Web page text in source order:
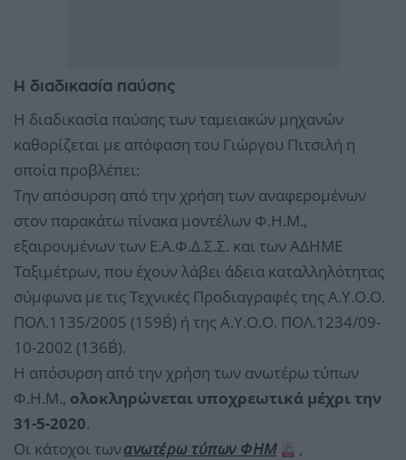
Η διαδικασία παύσης
Η διαδικασία παύσης των ταμειακών μηχανών
καθορίζεται με απόφαση του Γιώργου Πιτσιλή η
οποία προβλέπει:
Την απόσυρση από την χρήση των αναφερομένων
στον παρακάτω πίνακα μοντέλων Φ.Η.Μ.,
εξαιρουμένων των Ε.Α.Φ.Δ.Σ.Σ. και των ΑΔΗΜΕ
Ταξιμέτρων, που έχουν λάβει άδεια καταλληλότητας
σύμφωνα με τις Τεχνικές Προδιαγραφές της Α.Υ.Ο.Ο.
ΠΟΛ.1135/2005 (159Β΄) ή της Α.Υ.Ο.Ο. ΠΟΛ.1234/09-
10-2002 (136Β΄).
Η απόσυρση από την χρήση των ανωτέρω τύπων
Φ.Η.Μ., ολοκληρώνεται υποχρεωτικά μέχρι την
31-5-2020.
Οι κάτοχοι τωνανωτέρω τύπων ΦΗΜ
,